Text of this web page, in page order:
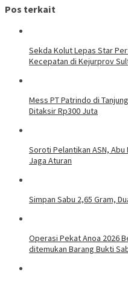
Pos terkait
Sekda Kolut Lepas Star
Kecepatan di Kejurprov
Mess PT Patrindo di
Ditaksir Rp300 Juta
Soroti Pelantikan ASN, Abu
Jaga Aturan
Simpan Sabu 2,65 Gram,
Operasi Pekat Anoa 2026
ditemukan Barang Bukti